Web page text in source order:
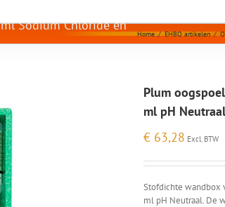
Sodium Chloride en
Home / EHBO artikelen /
Plum
ml pH Neutraal
€ 63,28 Excl. BTW
Stofdichte wandbox
ml pH Neutraal. De